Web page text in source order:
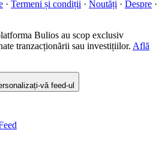
· Termeni și condiții · Noutăți · Despre ·
Bulios au scop exclusiv
tranzacționării sau investițiilor. Află
vă feed-ul